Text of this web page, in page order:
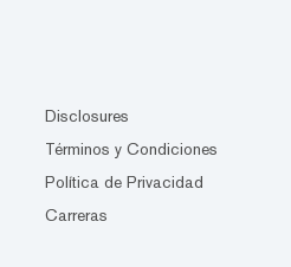
Disclosures
Términos y Condiciones
Política de Privacidad
Carreras